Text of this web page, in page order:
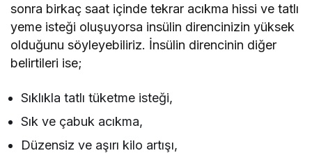
sonra birkaç saat içinde tekrar acıkma hissi ve tatlı
yeme isteği oluşuyorsa insülin direncinizin yüksek
olduğunu söyleyebiliriz. İnsülin direncinin diğer
belirtileri ise;
Sıklıkla tatlı tüketme isteği,
Sık ve çabuk acıkma,
Düzensiz ve aşırı kilo artışı,